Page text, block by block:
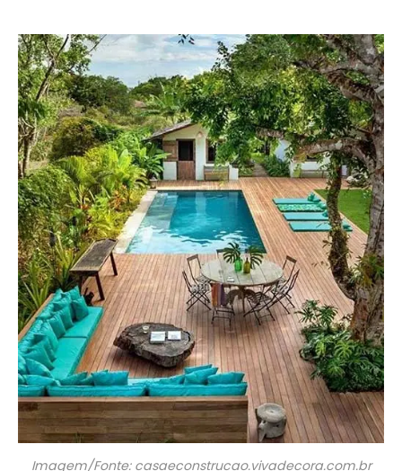
Imagem/Fonte: casaeconstrucao.vivadecora.com.br